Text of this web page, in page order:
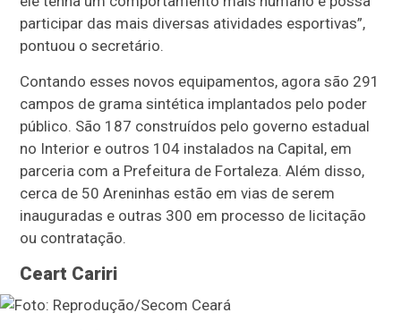
participar das mais diversas atividades esportivas”,
pontuou o secretário.
Contando esses novos equipamentos, agora são 291
campos de grama sintética implantados pelo poder
público. São 187 construídos pelo governo estadual
no Interior e outros 104 instalados na Capital, em
parceria com a Prefeitura de Fortaleza. Além disso,
cerca de 50 Areninhas estão em vias de serem
inauguradas e outras 300 em processo de licitação
ou contratação.
Ceart Cariri